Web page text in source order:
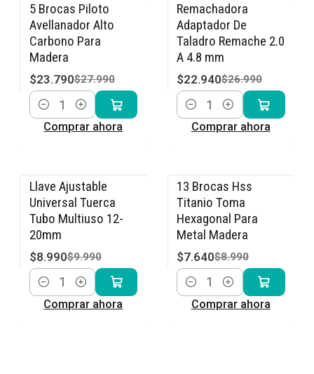
-15% OFF
5 Brocas Piloto
Avellanador Alto
Carbono Para
Madera
$23.790$27.990
Cantidad
Comprar ahora
-15% OFF
Remachadora
Adaptador De
Taladro Remache 2.0
A 4.8 mm
$22.940$26.990
Cantidad
Comprar ahora
-10% OFF
Llave Ajustable
Universal Tuerca
Tubo Multiuso 12-
20mm
$8.990$9.990
Cantidad
Comprar ahora
-15% OFF
13 Brocas Hss
Titanio Toma
Hexagonal Para
Metal Madera
$7.640$8.990
Cantidad
Comprar ahora